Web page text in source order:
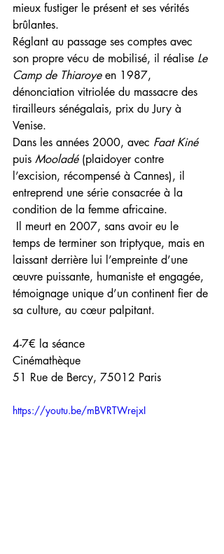
mieux fustiger le présent et ses vérités
brûlantes.
Réglant au passage ses comptes avec
son propre vécu de mobilisé, il réalise Le
Camp de Thiaroye en 1987,
dénonciation vitriolée du massacre des
tirailleurs sénégalais, prix du Jury à
Venise.
Dans les années 2000, avec Faat Kiné
puis Mooladé (plaidoyer contre
l’excision, récompensé à Cannes), il
entreprend une série consacrée à la
condition de la femme africaine.
temps de terminer son triptyque, mais en
laissant derrière lui l’empreinte d’une
œuvre puissante, humaniste et engagée,
témoignage unique d’un continent fier de
sa culture, au cœur palpitant.
4-7€ la séance
Cinémathèque
51 Rue de Bercy, 75012 Paris
https://youtu.be/mBVRTWrejxI